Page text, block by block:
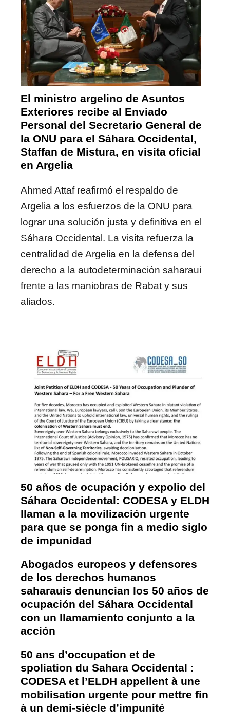
El ministro argelino de Asuntos
Exteriores recibe al Enviado
Personal del Secretario General de
la ONU para el Sáhara Occidental,
Staffan de Mistura, en visita oficial
en Argelia
Ahmed Attaf reafirmó el respaldo de
Argelia a los esfuerzos de la ONU para
lograr una solución justa y definitiva en el
Sáhara Occidental. La visita refuerza la
centralidad de Argelia en la defensa del
derecho a la autodeterminación saharaui
frente a las maniobras de Rabat y sus
aliados.
50 años de ocupación y expolio del
Sáhara Occidental: CODESA y ELDH
llaman a la movilización urgente
para que se ponga fin a medio siglo
de impunidad
Abogados europeos y defensores
de los derechos humanos
saharauis denuncian los 50 años de
ocupación del Sáhara Occidental
con un llamamiento conjunto a la
acción
50 ans d’occupation et de
spoliation du Sahara Occidental :
CODESA et l’ELDH appellent à une
mobilisation urgente pour mettre fin
à un demi-siècle d’impunité